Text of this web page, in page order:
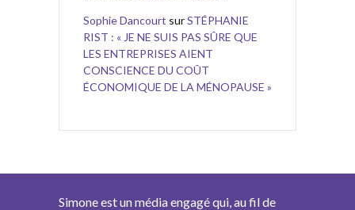
Sophie Dancourt surSTÉPHANIE
RIST : « JE NE SUIS PAS SÛRE QUE
LES ENTREPRISES AIENT
CONSCIENCE DU COÛT
ÉCONOMIQUE DE LA MÉNOPAUSE »
Simone est un média engagé qui, au fil de